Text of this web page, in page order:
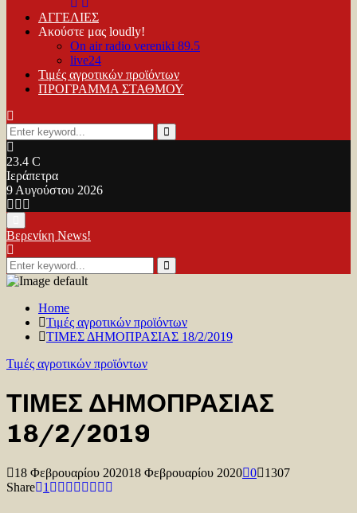
ΑΓΓΕΛΙΕΣ
Ακούστε μας loudly!
On air radio vereniki 89.5
live24
Τιμές αγροτικών προϊόντων
ΠΡΟΓΡΑΜΜΑ ΣΤΑΘΜΟΥ
Search
for:
Search
23.4 C
Ιεράπετρα
9 Αυγούστου 2026
Facebook
Twitter
Menu
Βερενίκη News!
Search
for:
Search
Home
Τιμές αγροτικών προϊόντων
ΤΙΜΕΣ ΔΗΜΟΠΡΑΣΙΑΣ 18/2/2019
Τιμές αγροτικών προϊόντων
ΤΙΜΕΣ ΔΗΜΟΠΡΑΣΙΑΣ
18/2/2019
18 Φεβρουαρίου 202018 Φεβρουαρίου 2020 0
1307
Share
1